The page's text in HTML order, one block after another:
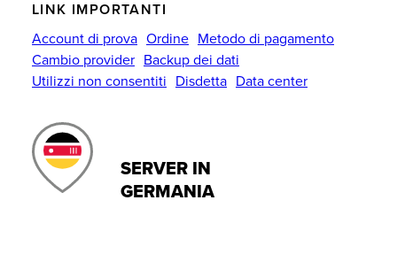
LINK IMPORTANTI
Account di prova Ordine Metodo di pagamento
Cambio provider Backup dei dati
Utilizzi non consentiti Disdetta Data center
SERVER IN
GERMANIA